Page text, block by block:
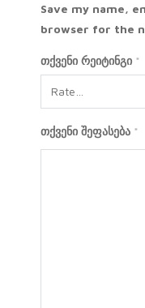
Save my name,
browser for the
თქვენი რეიტინგი *
თქვენი შეფასება *